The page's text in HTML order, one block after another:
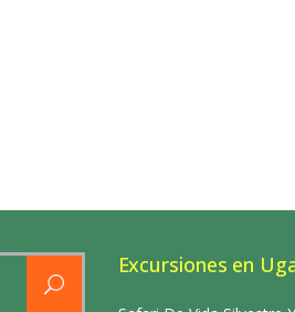
Excursiones en